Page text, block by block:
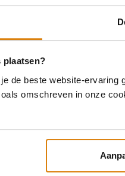
plaatsen?
de beste website-
omschreven in onze
vaker aan je ESG-
en de zakelijke
buitenspel, nog
dan
ingewikkeld, duur
Er zijn inmiddels
heeft. En heeft het